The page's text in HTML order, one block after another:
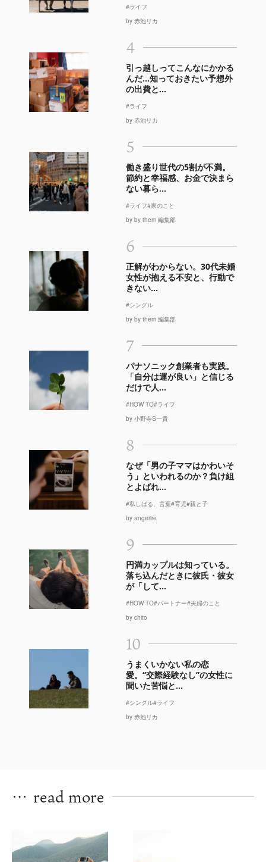
#ライフ
by 赤池リカ
4
引っ越しってこんなにかかる
んだ…知っておきたい予想外
の出費と...
#ライフ
by 赤池リカ
5
働き盛り世代の5割が不満。
節約と幸福感、お金で決まら
ない暮ら...
#ライフ#家のこと
by by them 編集部
6
正解がわからない。30代未婚
女性が抱える不安と、行動で
きない...
#シングル
by by them 編集部
7
パナソニック創業者も実践。
「自分は運が良い」と信じる
だけで人...
#HOW TO#ライフ
by 小野寺S一貴
8
なぜ「男の子ママはかわいそ
う」といわれるのか？負け組
とよばれ...
#私しばる、言葉#育児#親と子
by angerire
9
円満カップルは知っている。
落ち込んだときに彼氏・彼女
が「して...
#HOW TO#パートナー#夫婦のこと
by chito
10
うまくいかない私の恋
愛。“交際経験なし”の女性に
聞いた苦悩と...
#シングル#ライフ
by 赤池リカ
… read more